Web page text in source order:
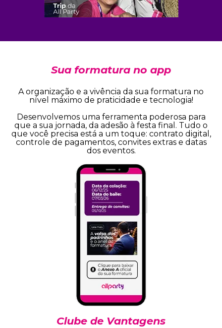
Sua formatura no app
A organização e a vivência da sua formatura no
nível máximo de praticidade e tecnologia!
Desenvolvemos uma ferramenta poderosa para
que a sua jornada, da adesão à festa final. Tudo o
que você precisa está a um toque: contrato digital,
controle de pagamentos, convites extras e datas
dos eventos.
Clube de Vantagens